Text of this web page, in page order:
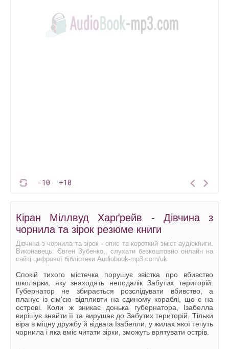
-10 +10
Кіран Міллвуд Харґрейв - Дівчина з
чорнила та зірок резюме книги
Дівчина з чорнила та зірок - опис та короткий зміст аудіокниги.
Виконавець: Євген Зубенко,, слухати безкоштовно онлайн на
сайті цифрової бібліотеки Audiobook-mp3.com/uk
Спокій тихого містечка порушує звістка про вбивство
школярки, яку знаходять неподалік Забутих територій.
Губернатор не збирається розслідувати вбивство, а
планує із сім'єю відпливти на єдиному кораблі, що є на
острові. Коли ж зникає донька губернатора, Ізабелла
вирішує знайти її та вирушає до Забутих територій. Тільки
віра в міцну дружбу й відвага Ізабелли, у жилах якої течуть
чорнила і яка вміє читати зірки, зможуть врятувати острів.